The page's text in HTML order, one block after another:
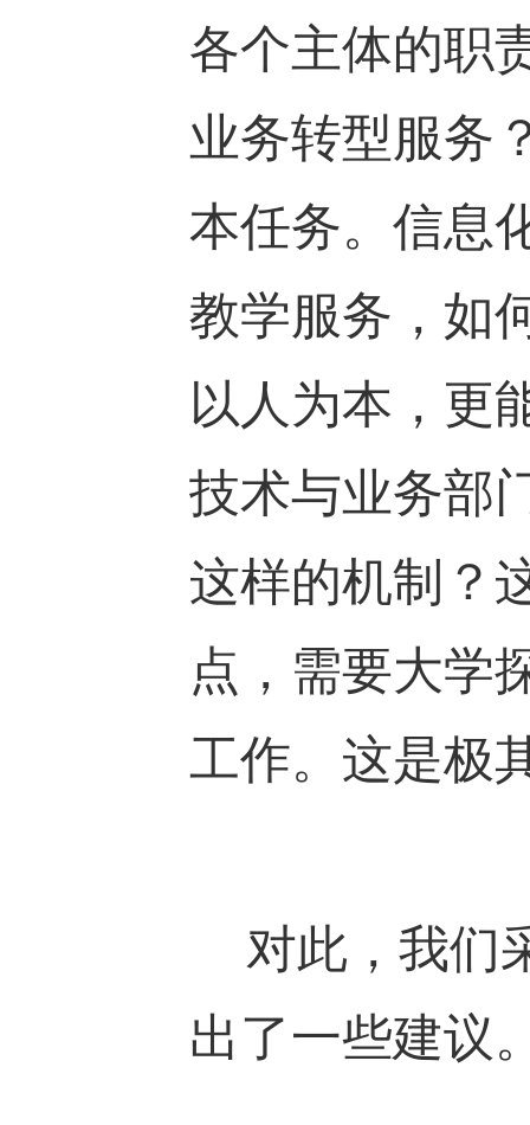
各个主体的职
业务转型服务
本任务。信息
教学服务，如
以人为本，更
技术与业务部
这样的机制？
点，需要大学
工作。这是极
对此，我们
出了一些建议